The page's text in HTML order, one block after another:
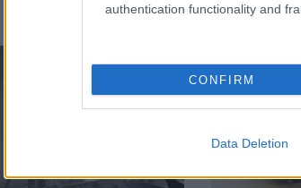
authentication functionality and
CONFIRM
Data Deletion